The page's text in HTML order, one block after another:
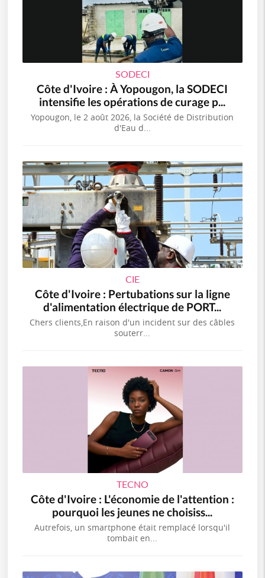
SODECI
Côte d'Ivoire : À Yopougon, la SODECI
intensifie les opérations de curage p...
Yopougon, le 2 août 2026, la Société de Distribution
d'Eau d...
CIE
Côte d'Ivoire : Pertubations sur la ligne
d'alimentation électrique de PORT...
Chers clients,En raison d'un incident sur des câbles
souterr...
TECNO
Côte d'Ivoire : L'économie de l'attention :
pourquoi les jeunes ne choisiss...
Autrefois, un smartphone était remplacé lorsqu'il
tombait en...